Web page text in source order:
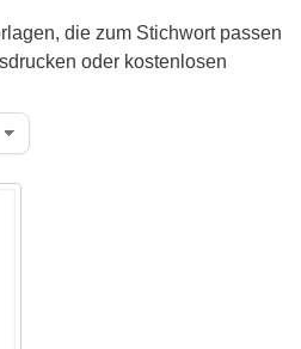
die zum Stichwort passen
oder kostenlosen